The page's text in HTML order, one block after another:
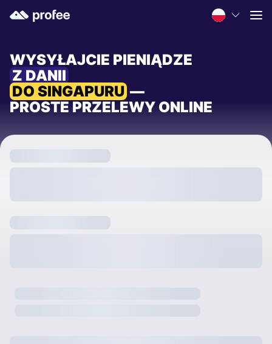
WYSYŁAJCIE PIENIĄDZE
Z DANII
DO SINGAPURU —
PROSTE PRZELEWY ONLINE